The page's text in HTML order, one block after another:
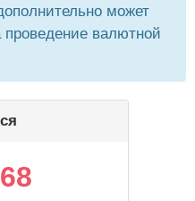
может
проведение валютной